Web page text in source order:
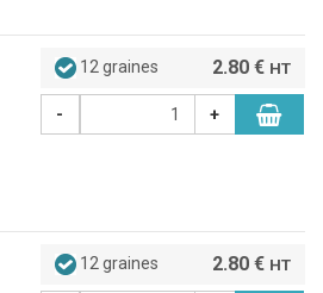
12 graines 2.80 € HT
- +
12 graines 2.80 € HT